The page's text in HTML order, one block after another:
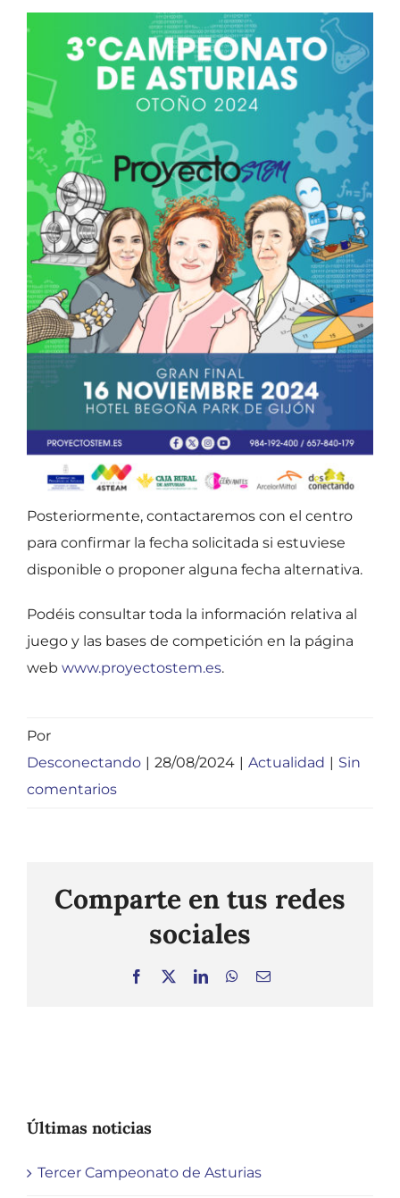
Posteriormente, contactaremos con el centro
para confirmar la fecha solicitada si estuviese
disponible o proponer alguna fecha alternativa.
Podéis consultar toda la información relativa al
juego y las bases de competición en la página
web www.proyectostem.es.
Por
Desconectando | 28/08/2024 | Actualidad | Sin
comentarios
Comparte en tus redes
sociales
Facebook LinkedInWhatsApp
Correo
Últimas noticias
Tercer Campeonato de Asturias